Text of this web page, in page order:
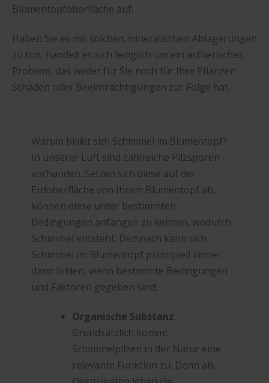
Blumentopfoberfläche auf.
Haben Sie es mit solchen mineralischen Ablagerungen
zu tun, handelt es sich lediglich um ein ästhetisches
Problem, das weder für Sie noch für Ihre Pflanzen
Schäden oder Beeinträchtigungen zur Folge hat.
Warum bildet sich Schimmel im Blumentopf?
In unserer Luft sind zahlreiche Pilzsporen
vorhanden. Setzen sich diese auf der
Erdoberfläche von Ihrem Blumentopf ab,
können diese unter bestimmten
Bedingungen anfangen zu keimen, wodurch
Schimmel entsteht. Demnach kann sich
Schimmel im Blumentopf prinzipiell immer
dann bilden, wenn bestimmte Bedingungen
und Faktoren gegeben sind:
Organische Substanz:
Grundsätzlich kommt
Schimmelpilzen in der Natur eine
relevante Funktion zu. Denn als